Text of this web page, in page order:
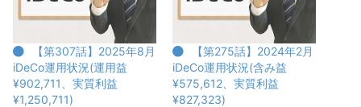
【第307話】2025年8月
iDeCo運用状況(運用益
¥902,711、実質利益
¥1,250,711)
【第275話】2024年2月
iDeCo運用状況(含み益
¥575,612、実質利益
¥827,323)